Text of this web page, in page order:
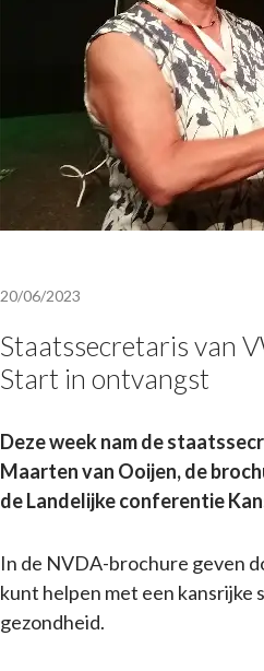
20/06/2023
Staatssecretaris van
Start in ontvangst
Deze week nam de
Maarten van Ooijen, de
de Landelijke conferentie
In de NVDA-brochure geven
kunt helpen met een
gezondheid.